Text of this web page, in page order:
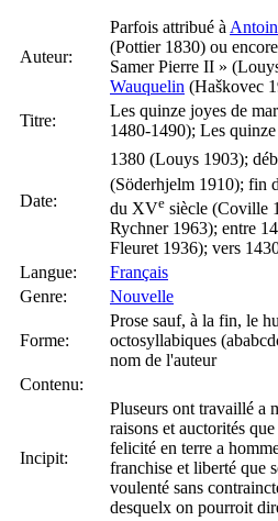
Auteur:
Parfois attribué à
(Pottier 1830) ou
Samer Pierre II »
Wauquelin (Haškovec
Titre:
Les quinze joyes de
1480-1490); Les
Date:
1380 (Louys 1903);
(Söderhjelm 1910); fin
du XVe siècle (Coville
Rychner 1963); entre
Fleuret 1936); vers
Langue:
Français
Genre:
Nouvelle
Forme:
Prose sauf, à la fin, le
octosyllabiques
nom de l'auteur
Contenu:
Incipit:
Pluseurs ont travaillé a
raisons et auctorités
felicité en terre a
franchise et liberté que
voulenté sans
desquelx on pourroit